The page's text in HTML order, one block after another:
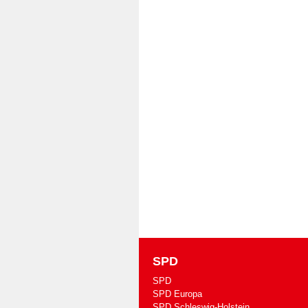
SPD
SPD
SPD Europa